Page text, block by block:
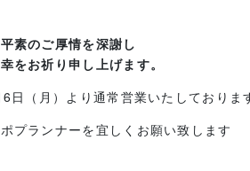
素のご厚情を深謝し
をお祈り申し上げます。
日（月）より通常営業いたしておりま
プランナーを宜しくお願い致します